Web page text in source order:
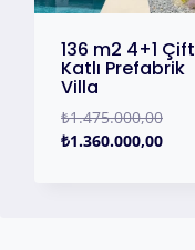
136 m2 4+1 Çift
Katlı Prefabrik
Villa
₺1.475.000,00
₺1.360.000,00